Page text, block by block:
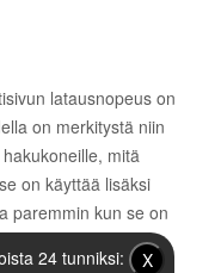
latausnopeus on
on merkitystä niin
mitä
on käyttää lisäksi
paremmin kun se on
24 tunniksi: X